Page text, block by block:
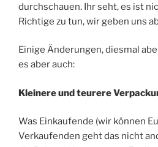
durchschauen. Ihr seht, es ist
Richtige zu tun, wir geben uns
Einige Änderungen, diesmal
es aber auch:
Kleinere und teurere
Was Einkaufende (wir können
Verkaufenden geht das nicht